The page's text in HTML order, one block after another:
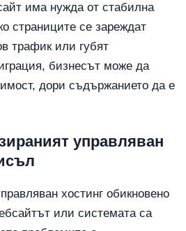
има нужда от стабилна
страниците се зареждат
трафик или губят
бизнесът може да
дори съдържанието да е
управляван
хостинг обикновено
или системата са